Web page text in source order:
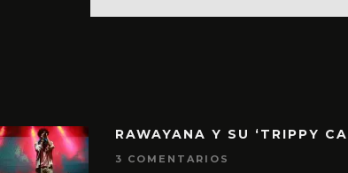
RAWAYANA Y SU ‘TRIPPY
3 COMENTARIOS